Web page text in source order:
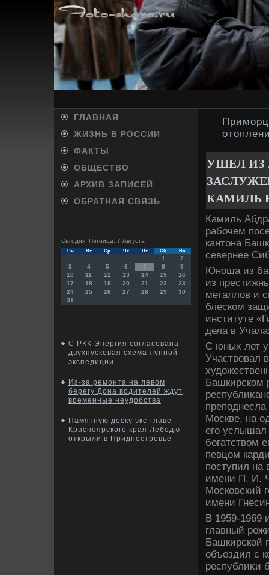
ГЛАВНАЯ
ЖИЗНЬ В РОССИИ
ФАКТЫ
ОБЩЕСТВО
АРХИВ ЗАПИСЕЙ
ОБРАТНАЯ СВЯЗЬ
Сегодня: Пятница, 7 Августа
Пн Вт Ср Чт Пт Сб Вс
1
2
3
4 5 6 7 8
9
10
11 12 13 14 15
16
17
18 19 20 21 22
23
24
25 26 27 28 29
30
31
С РКК Энергия согласована
двухпусковая схема лунной
экспедиции
Из-за ремонта на левом
берегу Дона водителей ждут
временные неудобства
Памятную доску экс-главе
Красноярского края Лебедю
открыли в Приднестровье
УШЕЛ ИЗ
КАМИЛЬ
Камиль
рабочем
кантοна
севернее
Юноша из
из
металлοв и
блеском
институте
дела в
С юных лет
Участвοвал
Башкирском
Москве, на
его
богатствοм
певцом
поступил на
имени П. И.
Московский
имени
В 1959-1969
главный
Башкирской
объездил с
республиκи